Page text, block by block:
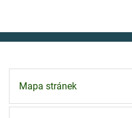
Mapa stránek